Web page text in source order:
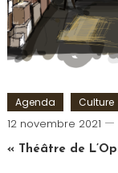
Théâtre
Agenda Culture
12 novembre 2021
« Théâtre de